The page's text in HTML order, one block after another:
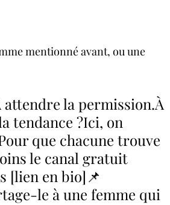
mentionné avant, ou une
la permission.À
tendance ?Ici, on
que chacune trouve
le canal gratuit
[lien en bio]📌
le à une femme qui